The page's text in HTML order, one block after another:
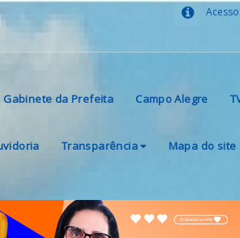
Gabinete da Prefeita Campo Alegre
Transparência Mapa do site